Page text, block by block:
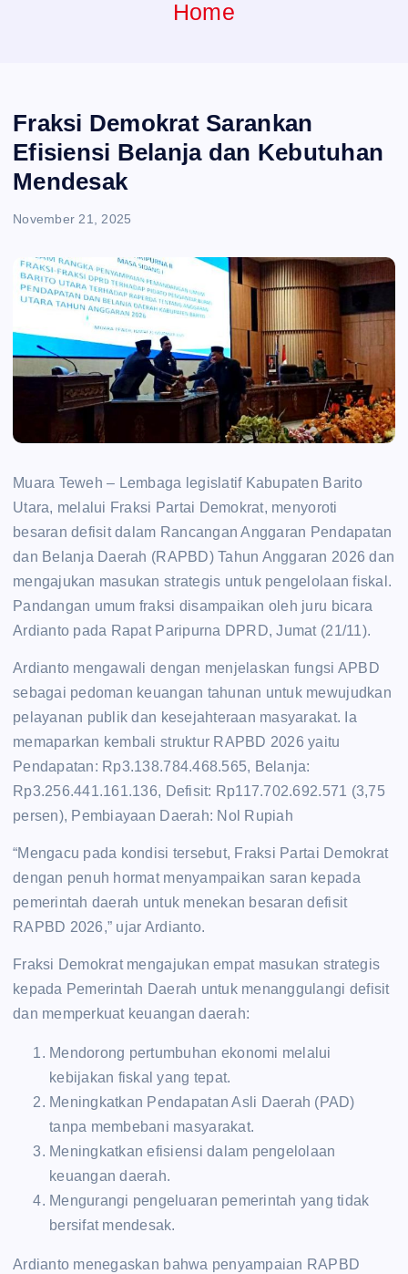
Home
Fraksi Demokrat Sarankan
Efisiensi Belanja dan Kebutuhan
Mendesak
November 21, 2025
Muara Teweh – Lembaga legislatif Kabupaten Barito
Utara, melalui Fraksi Partai Demokrat, menyoroti
besaran defisit dalam Rancangan Anggaran Pendapatan
dan Belanja Daerah (RAPBD) Tahun Anggaran 2026 dan
mengajukan masukan strategis untuk pengelolaan fiskal.
Pandangan umum fraksi disampaikan oleh juru bicara
Ardianto pada Rapat Paripurna DPRD, Jumat (21/11).
Ardianto mengawali dengan menjelaskan fungsi APBD
sebagai pedoman keuangan tahunan untuk mewujudkan
pelayanan publik dan kesejahteraan masyarakat. Ia
memaparkan kembali struktur RAPBD 2026 yaitu
Pendapatan: Rp3.138.784.468.565, Belanja:
Rp3.256.441.161.136, Defisit: Rp117.702.692.571 (3,75
persen), Pembiayaan Daerah: Nol Rupiah
“Mengacu pada kondisi tersebut, Fraksi Partai Demokrat
dengan penuh hormat menyampaikan saran kepada
pemerintah daerah untuk menekan besaran defisit
RAPBD 2026,” ujar Ardianto.
Fraksi Demokrat mengajukan empat masukan strategis
kepada Pemerintah Daerah untuk menanggulangi defisit
dan memperkuat keuangan daerah:
Mendorong pertumbuhan ekonomi melalui
kebijakan fiskal yang tepat.
Meningkatkan Pendapatan Asli Daerah (PAD)
tanpa membebani masyarakat.
Meningkatkan efisiensi dalam pengelolaan
keuangan daerah.
Mengurangi pengeluaran pemerintah yang tidak
bersifat mendesak.
Ardianto menegaskan bahwa penyampaian RAPBD